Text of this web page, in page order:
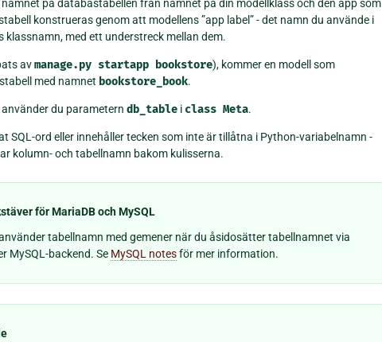
på databastabellen från namnet på din modellklass och den app som
konstrueras genom att modellens ”app label” - det namn du använde i
klassnamn, med ett understreck mellan dem.
avmanage.py startapp bookstore), kommer en modell som
med namnet bookstore_book.
du parametern db_table i class Meta.
SQL-ord eller innehåller tecken som inte är tillåtna i Python-variabelnamn -
kolumn- och tabellnamn bakom kulisserna.
för MariaDB och MySQL
tabellnamn med gemener när du åsidosätter tabellnamnet via
MySQL-backend. Se MySQL notesför mer information.